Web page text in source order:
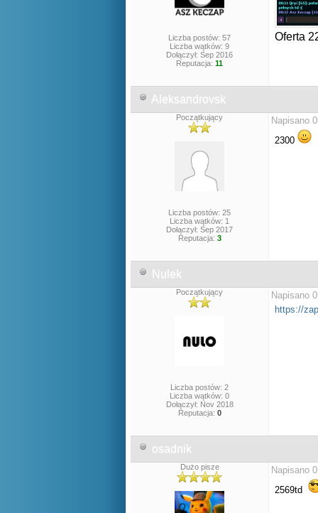
Liczba postów: 57
Liczba wątków: 9
Dołączył: Sep 2016
Reputacja: 11
Oferta
Aleksandrovsk
Początkujący
Liczba postów: 25
Liczba wątków: 1
Dołączył: Sep 2017
Reputacja: 3
Napisano
2300
Nulek
Początkujący
Liczba postów: 2
Liczba wątków: 0
Dołączył: Nov 2018
Reputacja: 0
Napisano
https://
osadnik
Dużo pisze
Napisano
2569td